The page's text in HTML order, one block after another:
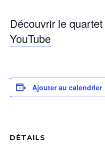
Décou­vrir le quar­tet
YouTube
Ajouter au calendrier
DÉTAILS